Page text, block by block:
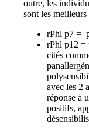
outre, les
sont les
rPhl p7 =
rPhl p12
cités
avec les 2
réponse à
positifs,